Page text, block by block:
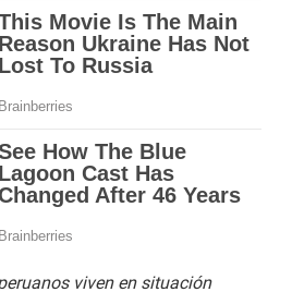
viven en situación